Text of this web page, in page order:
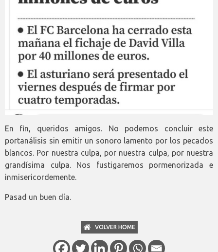
En fin, queridos amigos. No podemos concluir este
portanálisis sin emitir un sonoro lamento por los pecados
blancos. Por nuestra culpa, por nuestra culpa, por nuestra
grandísima culpa. Nos fustigaremos pormenorizada e
inmisericordemente.
Pasad un buen día.
VOLVER HOME